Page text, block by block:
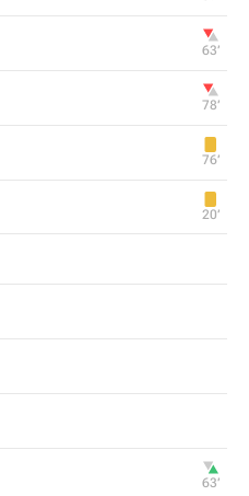
63‎’‎
78‎’‎
76‎’‎
20‎’‎
63‎’‎